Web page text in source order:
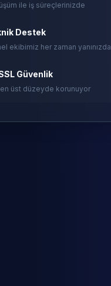
ile iş süreçlerinizde
Destek
ekibimiz her zaman yanınızda
Güvenlik
üst düzeyde korunuyor